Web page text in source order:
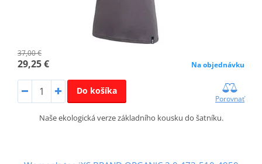
37,00 €
29,25 € Na objednávku
Do košíka
Porovnať
Naše ekologická verze základního kousku do šatníku.